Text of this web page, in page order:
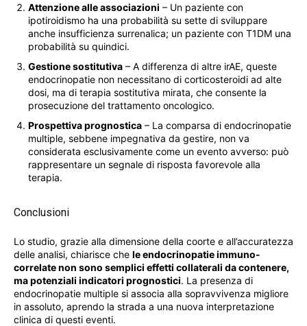
Attenzione alle associazioni – Un paziente con
ipotiroidismo ha una probabilità su sette di sviluppare
anche insufficienza surrenalica; un paziente con T1DM una
probabilità su quindici.
Gestione sostitutiva – A differenza di altre irAE, queste
endocrinopatie non necessitano di corticosteroidi ad alte
dosi, ma di terapia sostitutiva mirata, che consente la
prosecuzione del trattamento oncologico.
Prospettiva prognostica – La comparsa di endocrinopatie
multiple, sebbene impegnativa da gestire, non va
considerata esclusivamente come un evento avverso: può
rappresentare un segnale di risposta favorevole alla
terapia.
Conclusioni
Lo studio, grazie alla dimensione della coorte e all’accuratezza
delle analisi, chiarisce che le endocrinopatie immuno-
correlate non sono semplici effetti collaterali da contenere,
ma potenziali indicatori prognostici. La presenza di
endocrinopatie multiple si associa alla sopravvivenza migliore
in assoluto, aprendo la strada a una nuova interpretazione
clinica di questi eventi.